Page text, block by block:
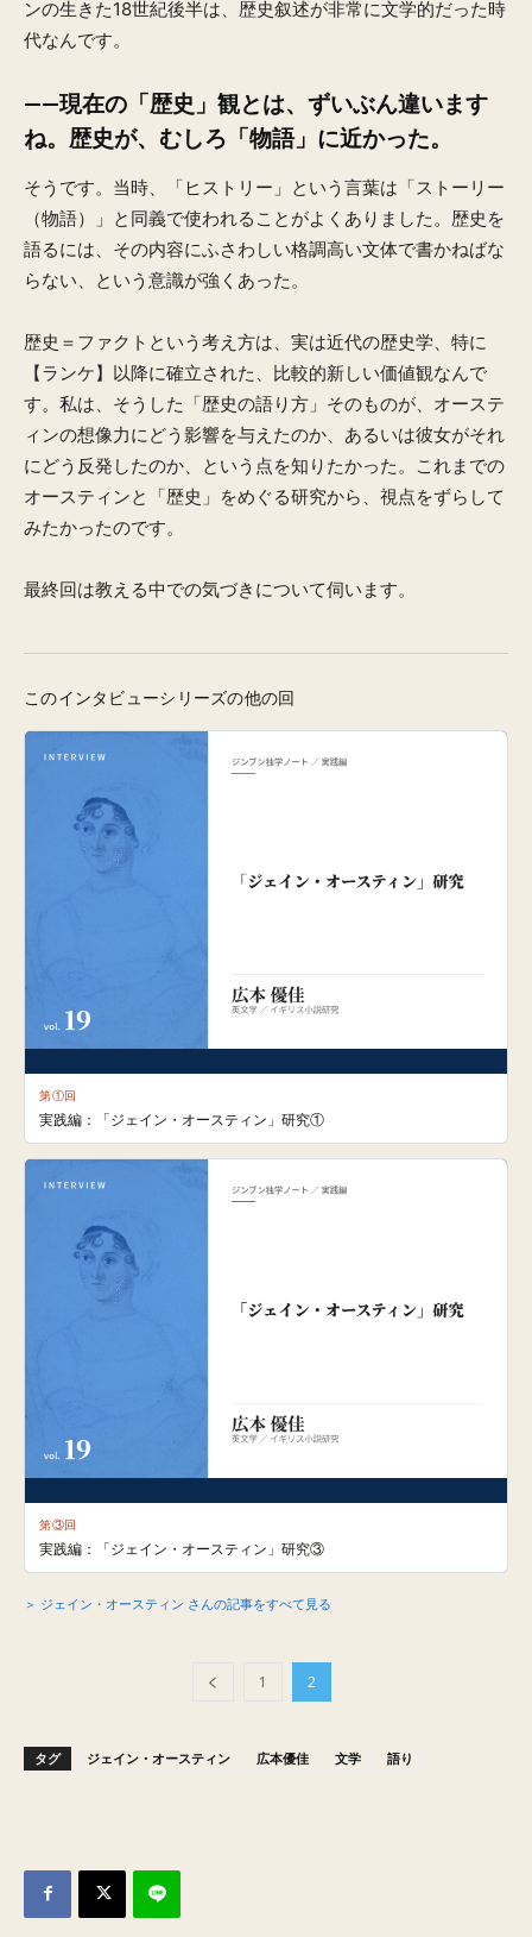
ンの生きた18世紀後半は、歴史叙述が非常に文学的だった時
代なんです。
——現在の「歴史」観とは、ずいぶん違います
ね。歴史が、むしろ「物語」に近かった。
そうです。当時、「ヒストリー」という言葉は「ストーリー
（物語）」と同義で使われることがよくありました。歴史を
語るには、その内容にふさわしい格調高い文体で書かねばな
らない、という意識が強くあった。
歴史＝ファクトという考え方は、実は近代の歴史学、特に
【ランケ】以降に確立された、比較的新しい価値観なんで
す。私は、そうした「歴史の語り方」そのものが、オーステ
ィンの想像力にどう影響を与えたのか、あるいは彼女がそれ
にどう反発したのか、という点を知りたかった。これまでの
オースティンと「歴史」をめぐる研究から、視点をずらして
みたかったのです。
最終回は教える中での気づきについて伺います。
このインタビューシリーズの他の回
第①回
実践編：「ジェイン・オースティン」研究①
第③回
実践編：「ジェイン・オースティン」研究③
＞ ジェイン・オースティン さんの記事をすべて見る
1 2
タグ ジェイン・オースティン 広本優佳 文学 語り